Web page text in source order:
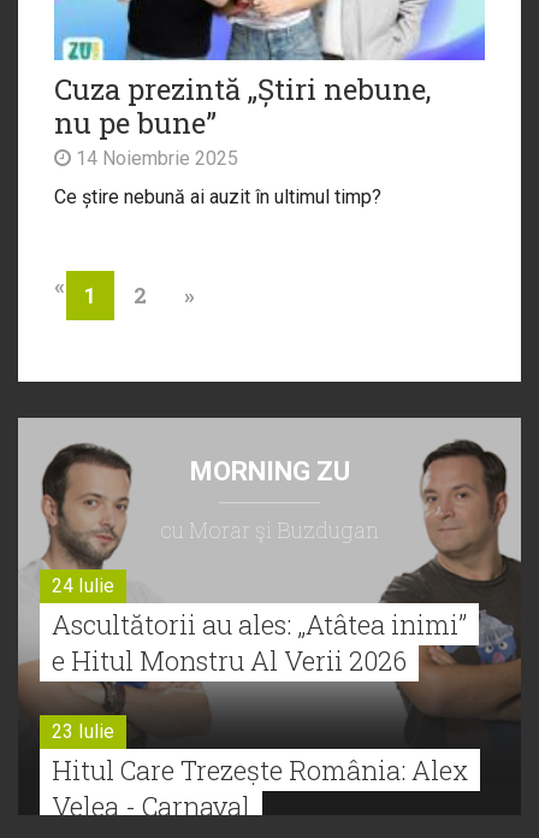
Cuza prezintă „Știri nebune,
nu pe bune”
14 Noiembrie 2025
Ce știre nebună ai auzit în ultimul timp?
« 1 2 »
MORNING ZU
cu Morar şi Buzdugan
24 Iulie
Ascultătorii au ales: „Atâtea inimi”
e Hitul Monstru Al Verii 2026
23 Iulie
Hitul Care Trezește România: Alex
Velea - Carnaval